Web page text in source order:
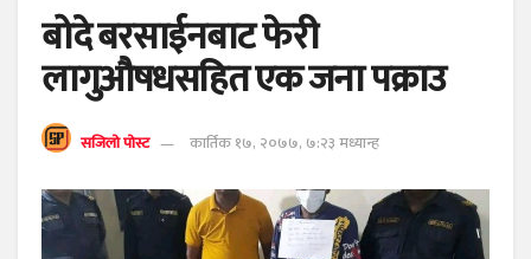
बोदे बरसाईनबाट फेरी
लागुऔषधसहित एक जना पक्राउ
सजिलो पोस्ट कार्तिक १७, २०७७, ७:२३ मध्यान्ह